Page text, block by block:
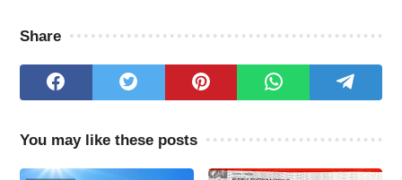
Share
You may like these posts